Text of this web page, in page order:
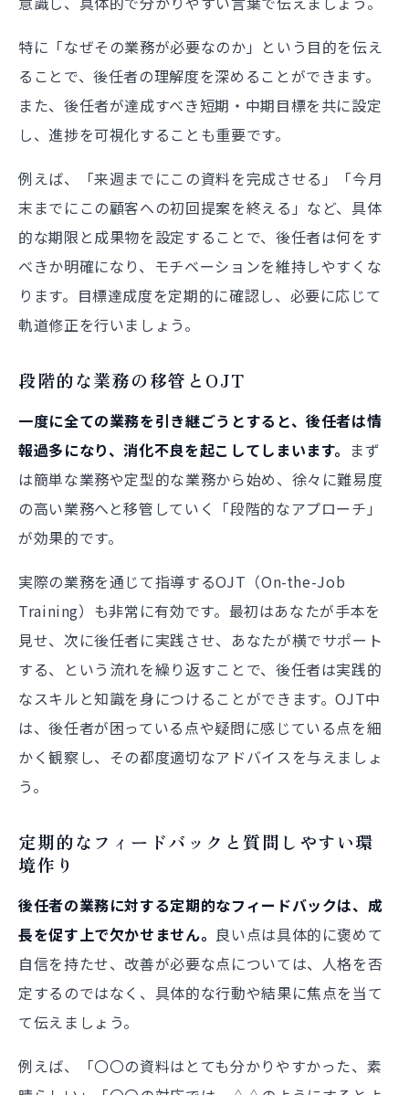
特に「なぜその業務が必要なのか」という目的を伝え
ることで、後任者の理解度を深めることができます。
また、後任者が達成すべき短期・中期目標を共に設定
し、進捗を可視化することも重要です。
例えば、「来週までにこの資料を完成させる」「今月
末までにこの顧客への初回提案を終える」など、具体
的な期限と成果物を設定することで、後任者は何をす
べきか明確になり、モチベーションを維持しやすくな
ります。目標達成度を定期的に確認し、必要に応じて
軌道修正を行いましょう。
段階的な業務の移管とOJT
一度に全ての業務を引き継ごうとすると、後任者は情
報過多になり、消化不良を起こしてしまいます。 まず
は簡単な業務や定型的な業務から始め、徐々に難易度
の高い業務へと移管していく「段階的なアプローチ」
が効果的です。
実際の業務を通じて指導するOJT（On-the-Job
Training）も非常に有効です。最初はあなたが手本を
見せ、次に後任者に実践させ、あなたが横でサポート
する、という流れを繰り返すことで、後任者は実践的
なスキルと知識を身につけることができます。OJT中
は、後任者が困っている点や疑問に感じている点を細
かく観察し、その都度適切なアドバイスを与えましょ
う。
定期的なフィードバックと質問しやすい環
境作り
後任者の業務に対する定期的なフィードバックは、成
長を促す上で欠かせません。 良い点は具体的に褒めて
自信を持たせ、改善が必要な点については、人格を否
定するのではなく、具体的な行動や結果に焦点を当て
て伝えましょう。
例えば、「〇〇の資料はとても分かりやすかった、素